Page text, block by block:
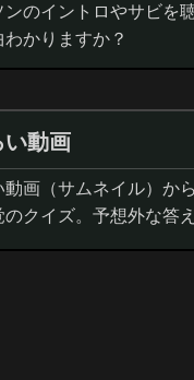
ンのイントロやサビを
かりますか？
い動画
動画（サムネイル）か
クイズ。予想外な答